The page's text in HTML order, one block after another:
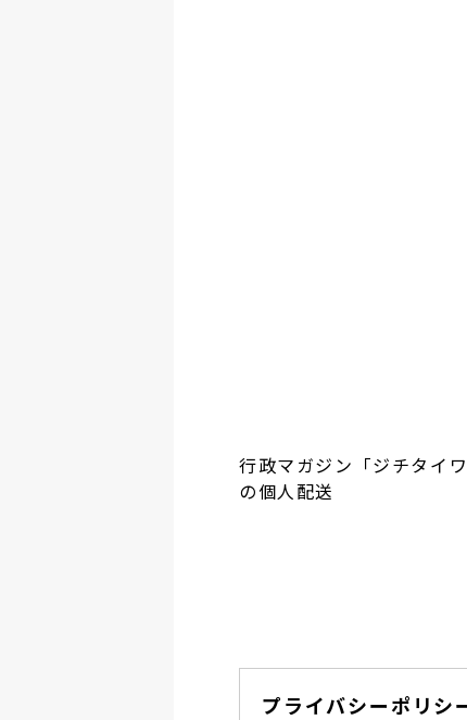
行政マガジン「ジチタイ
の個人配送
プライバシーポリシ